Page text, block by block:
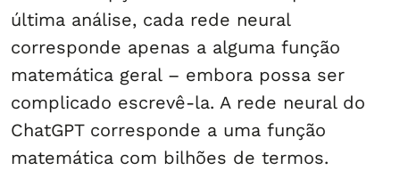
última análise, cada rede neural
corresponde apenas a alguma função
matemática geral – embora possa ser
complicado escrevê-la. A rede neural do
ChatGPT corresponde a uma função
matemática com bilhões de termos.